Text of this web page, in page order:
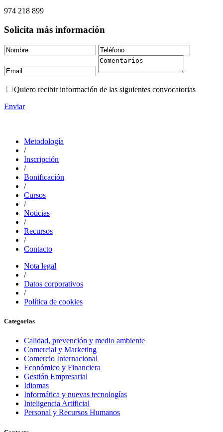
974 218 899
Solicita más información
Quiero recibir información de las siguientes convocatorias
Enviar
Metodología
/
Inscripción
/
Bonificación
/
Cursos
/
Noticias
/
Recursos
/
Contacto
Nota legal
/
Datos corporativos
/
Política de cookies
Categorias
Calidad, prevención y medio ambiente
Comercial y Marketing
Comercio Internacional
Económico y Financiera
Gestión Empresarial
Idiomas
Informática y nuevas tecnologías
Inteligencia Artificial
Personal y Recursos Humanos